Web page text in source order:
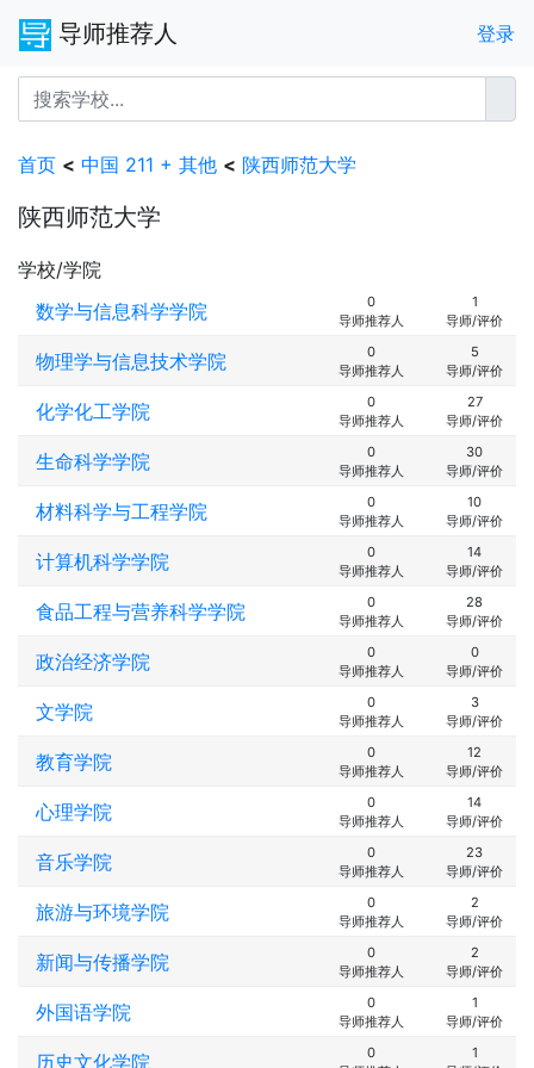
导师推荐人 登录
首页 < 中国 211 + 其他 < 陕西师范大学
陕西师范大学
学校/学院
数学与信息科学学院
0
导师推荐人
1
导师/评价
物理学与信息技术学院
0
导师推荐人
5
导师/评价
化学化工学院
0
导师推荐人
27
导师/评价
生命科学学院
0
导师推荐人
30
导师/评价
材料科学与工程学院
0
导师推荐人
10
导师/评价
计算机科学学院
0
导师推荐人
14
导师/评价
食品工程与营养科学学院
0
导师推荐人
28
导师/评价
政治经济学院
0
导师推荐人
0
导师/评价
文学院
0
导师推荐人
3
导师/评价
教育学院
0
导师推荐人
12
导师/评价
心理学院
0
导师推荐人
14
导师/评价
音乐学院
0
导师推荐人
23
导师/评价
旅游与环境学院
0
导师推荐人
2
导师/评价
新闻与传播学院
0
导师推荐人
2
导师/评价
外国语学院
0
导师推荐人
1
导师/评价
历史文化学院
0
1